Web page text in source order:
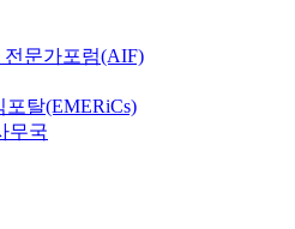
전문가포럼(AIF)
탈(EMERiCs)
무국